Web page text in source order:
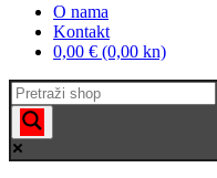
O nama
Kontakt
0,00 € (0,00 kn)